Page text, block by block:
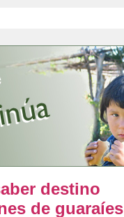
destino
de guaraíes